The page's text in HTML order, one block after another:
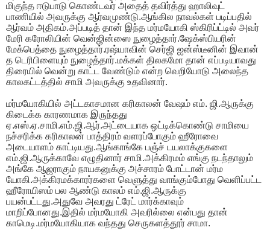
மிகுந்த ஈடுபாடு கொண்டவர் அதைத் தவிர்த்து ஹாலிவுட்
பாணியில் அவருக்கு ஆர்வமுண்டு.ஆங்கில நாவல்கள் படிப்பதில்
ஆர்வம் அதிகம்.அப்படித் தான் இந்த மர்மயோகி ஸ்கிரிப்ட்டில் அவர்
மேரி கரோலியின் வென்ஜின்ஸை நுழைத்தார்.ஷேக்ஸ்பியரின்
மேக்பெத்தை நுழைத்தார்.ரஷ்யாவின் செர்ஜி ஐன்ஸ்டீனின் இவான்
த டெரிபிளையும் நுழைத்தார்.மக்கள் திலகமோ தான் எப்படியாவது
திரையில் வென்று காட்ட வேண்டும் என்ற வெறியோடு அலைந்த
காலகட்டத்தில் சாமி அவருக்கு உதவினார்.
மர்மயோகியில் அட்டகாசமான கரிகாலன் வேஷம் எம். ஜி.ஆருக்கு
கிடைக்க காரணமாக இருந்தது
ஏ.எஸ்.ஏ.சாமி.எம்.ஜி.ஆர்.அட்டையாக ஒட்டிக்கொண்டு சாமியை
நச்சரிக்க கரிகாலன் பாத்திரம் வளரப்போகும் ஹீரோவை
அடையாளம் காட்டியது.ஆங்காங்கே பஞ்ச் டயலாக்குகளை
எம்.ஜி.ஆருக்காவே எழுதினார் சாமி.அக்கிரமம் எங்கு நடந்தாலும்
அங்கே ஆஜராகும் நாயகனுக்கு அச்சாரம் போட்டான் மர்ம
யோகி.அக்கிரமக்காரர்களை வெளுத்து வாங்கும்போது வெளிப்பட்ட
ஹீரோயிஸம் பல ஆண்டு காலம் எம்.ஜி.ஆருக்கு
பயன்பட்டது.அதுவே அவரது ட்ரேட் மார்க்காவும்
மாறிப்போனது.இதில் மர்மயோகி அவரில்லை என்பது தான்
காமெடி.மர்மயோகியாக வந்தது செருகளத்தூர் சாமா.